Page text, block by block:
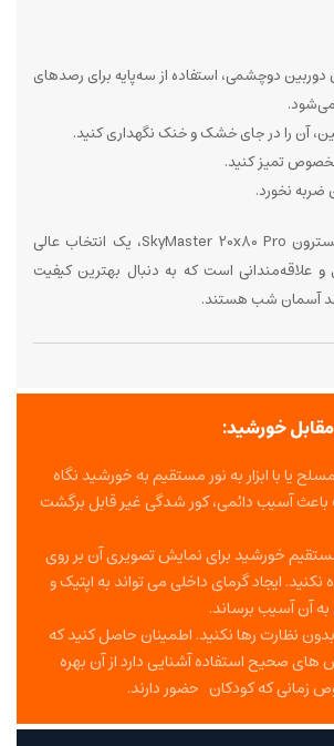
دوربین دوچشمی، استفاده از سه‌پایه برای رصدهای
آن را در جای خشک و خنک نگهداری کنید.
تمیز کنید.
ضربه نخورد.
دوربین دوچشمی سلسترون SkyMaster 20x80 Pro، یک انتخاب عالی
و علاقه‌مندانی است که به دنبال بهترین کیفیت
آسمان شب هستند.
خورشید:
یا با ابزار به نور مستقیم به خورشید نگاه
آسیب دائمی، کور شدگی غیر قابل برگشت
خورشید برای نمایش تصویری آن بر روی
ایجاد گرمای داخلی می تواند به اپتیک و
آن آسیب برساند.
نظارت رها نکنید. اطمینان حاصل کنید که
های صحیح استفاده آشنایی دارد از آن بهره
زمانی که کودکان حضور دارند.